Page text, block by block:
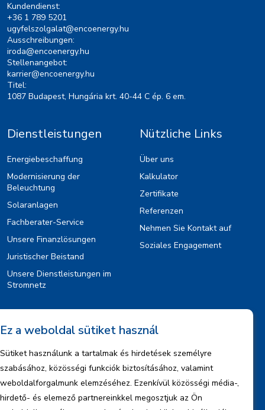
Kundendienst:
+36 1 789 5201
ugyfelszolgalat@encoenergy.hu
Ausschreibungen:
iroda@encoenergy.hu
Stellenangebot:
karrier@encoenergy.hu
Titel:
1087 Budapest, Hungária krt. 40-44 C ép. 6 em.
Dienstleistungen
Energiebeschaffung
Modernisierung der
Beleuchtung
Solaranlagen
Fachberater-Service
Unsere Finanzlösungen
Juristischer Beistand
Unsere Dienstleistungen im
Stromnetz
Nützliche Links
Über uns
Kalkulator
Zertifikate
Referenzen
Nehmen Sie Kontakt auf
Soziales Engagement
Information
Rechtlicher Hinweis
Urheberrechte
Informationen zum Datenmanagement
Firmeninformationen
Ez a weboldal sütiket használ
Sütiket használunk a tartalmak és hirdetések személyre
szabásához, közösségi funkciók biztosításához, valamint
weboldalforgalmunk elemzéséhez. Ezenkívül közösségi média-,
hirdető- és elemező partnereinkkel megosztjuk az Ön